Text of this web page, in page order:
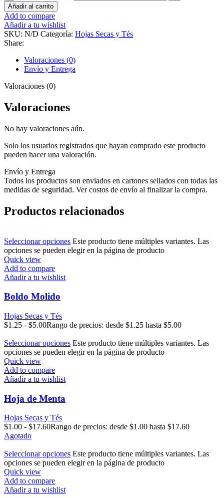
Añadir al carrito
Add to compare
Añadir a tu wishlist
SKU: N/D Categoría: Hojas Secas y Tés
Share:
Valoraciones (0)
Envío y Entrega
Valoraciones (0)
Valoraciones
No hay valoraciones aún.
Solo los usuarios registrados que hayan comprado este producto
pueden hacer una valoración.
Envío y Entrega
Todos los productos son enviados en cartones sellados con todas las
medidas de seguridad. Ver costos de envío al finalizar la compra.
Productos relacionados
Seleccionar opciones Este producto tiene múltiples variantes. Las
opciones se pueden elegir en la página de producto
Quick view
Add to compare
Añadir a tu wishlist
Boldo Molido
Hojas Secas y Tés
$1.25 - $5.00Rango de precios: desde $1.25 hasta $5.00
Seleccionar opciones Este producto tiene múltiples variantes. Las
opciones se pueden elegir en la página de producto
Quick view
Add to compare
Añadir a tu wishlist
Hoja de Menta
Hojas Secas y Tés
$1.00 - $17.60Rango de precios: desde $1.00 hasta $17.60
Agotado
Seleccionar opciones Este producto tiene múltiples variantes. Las
opciones se pueden elegir en la página de producto
Quick view
Add to compare
Añadir a tu wishlist